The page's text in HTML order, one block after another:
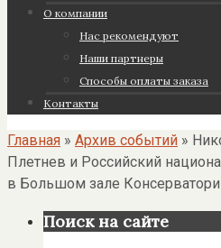
О компании
Нас рекомендуют
Наши партнеры
Cпособы оплаты заказа
Контакты
Главная » Архив событий »
Плетнев и Российский
в Большом зале
Поиск на сайте